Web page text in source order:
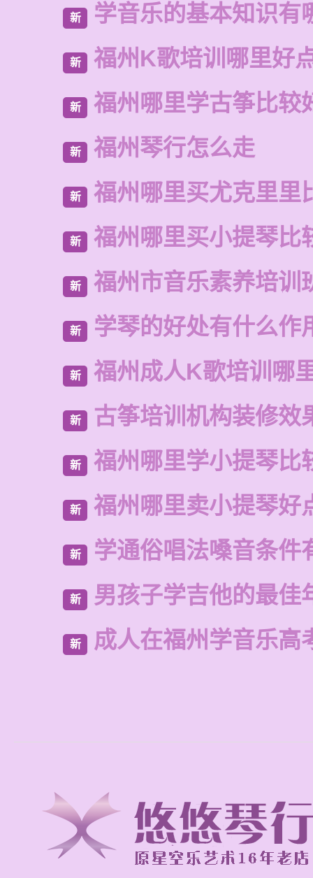
新 学音乐的基本知识有
新 福州K歌培训哪里好
新 福州哪里学古筝比较
新 福州琴行怎么走
新 福州哪里买尤克里里
新 福州哪里买小提琴比
新 福州市音乐素养培训
新 学琴的好处有什么作
新 福州成人K歌培训哪
新 古筝培训机构装修效
新 福州哪里学小提琴比
新 福州哪里卖小提琴好
新 学通俗唱法嗓音条件
新 男孩子学吉他的最佳
新 成人在福州学音乐高